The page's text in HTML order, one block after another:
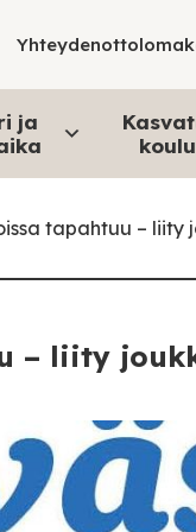
ja
tapahtuu – liity
– liity